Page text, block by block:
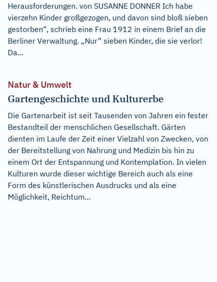
Herausforderungen. von SUSANNE DONNER Ich habe
vierzehn Kinder großgezogen, und davon sind bloß sieben
gestorben“, schrieb eine Frau 1912 in einem Brief an die
Berliner Verwaltung. „Nur“ sieben Kinder, die sie verlor!
Da...
Natur & Umwelt
Gartengeschichte und Kulturerbe
Die Gartenarbeit ist seit Tausenden von Jahren ein fester
Bestandteil der menschlichen Gesellschaft. Gärten
dienten im Laufe der Zeit einer Vielzahl von Zwecken, von
der Bereitstellung von Nahrung und Medizin bis hin zu
einem Ort der Entspannung und Kontemplation. In vielen
Kulturen wurde dieser wichtige Bereich auch als eine
Form des künstlerischen Ausdrucks und als eine
Möglichkeit, Reichtum...